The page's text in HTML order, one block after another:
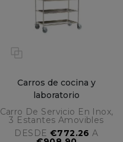
Carros de cocina y
laboratorio
Carro De Servicio En Inox,
3 Estantes Amovibles
DESDE €772.26A